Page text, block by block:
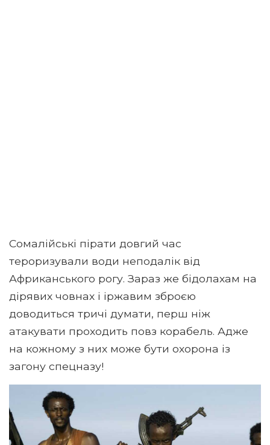
Сомалійські пірати довгий час
тероризували води неподалік від
Африканського рогу. Зараз же бідолахам на
дірявих човнах і іржавим зброєю
доводиться тричі думати, перш ніж
атакувати проходить повз корабель. Адже
на кожному з них може бути охорона із
загону спецназу!